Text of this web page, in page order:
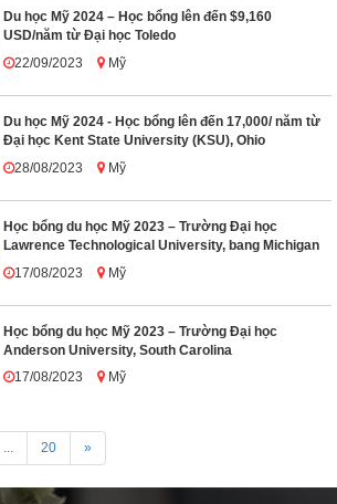
Du học Mỹ 2024 – Học bổng lên đến $9,160
USD/năm từ Đại học Toledo
22/09/2023
Mỹ
Du học Mỹ 2024 - Học bổng lên đến 17,000/ năm từ
Đại học Kent State University (KSU), Ohio
28/08/2023
Mỹ
Học bổng du học Mỹ 2023 – Trường Đại học
Lawrence Technological University, bang Michigan
17/08/2023
Mỹ
Học bổng du học Mỹ 2023 – Trường Đại học
Anderson University, South Carolina
17/08/2023
Mỹ
... 20 »